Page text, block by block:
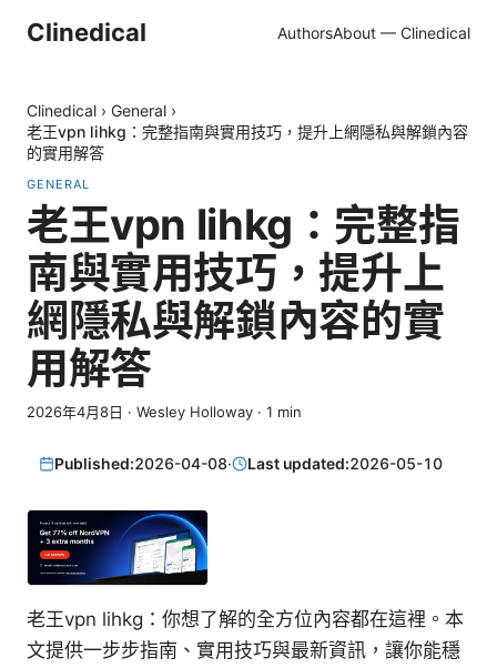
Clinedical AuthorsAbout — Clinedical
Clinedical › General ›
老王vpn lihkg：完整指南與實用技巧，提升上網隱私與解鎖內容
的實用解答
GENERAL
老王vpn lihkg：完整指
南與實用技巧，提升上
網隱私與解鎖內容的實
用解答
2026年4月8日 · Wesley Holloway · 1 min
Published:2026-04-08· Last updated:2026-05-10
老王vpn lihkg：你想了解的全方位內容都在這裡。本
文提供一步步指南、實用技巧與最新資訊，讓你能穩